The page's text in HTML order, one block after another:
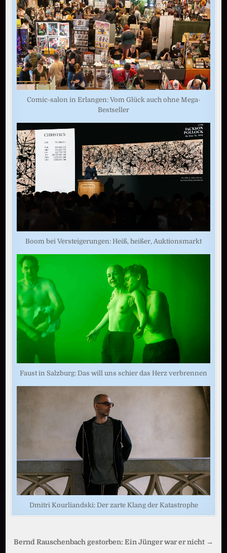
Comic-salon in Erlangen: Vom Glück auch ohne Mega-
Bestseller
Boom bei Versteigerungen: Heiß, heißer, Auktionsmarkt
Faust in Salzburg: Das will uns schier das Herz verbrennen
Dmitri Kourliandski: Der zarte Klang der Katastrophe
Beitragsnavigation
Bernd Rauschenbach gestorben: Ein Jünger war er nicht →